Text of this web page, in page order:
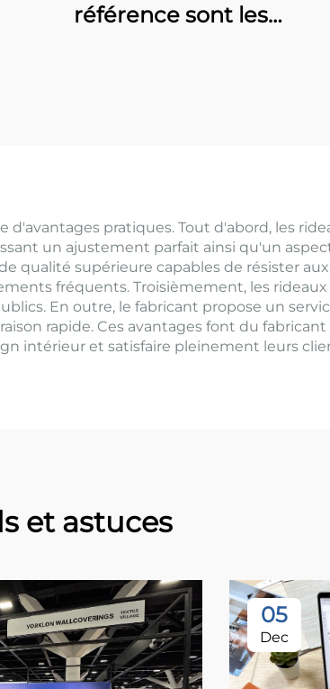
référence sont les
pratiques. Tout d'abord, les
un ajustement parfait ainsi qu'un
qualité supérieure capables de résister
fréquents. Troisièmement, les
En outre, le fabricant propose un
rapide. Ces avantages font du
intérieur et satisfaire pleinement leurs
et astuces
05
Dec